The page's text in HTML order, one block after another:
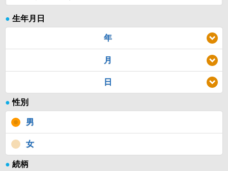
● 生年月日
年
月
日
● 性別
男
女
● 続柄